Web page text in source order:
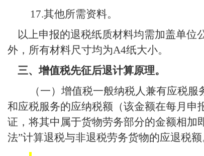
17.其他所需资料。
以上申报的退税纸质材料均需加盖单
外，所有材料尺寸均为A4纸大小。
三、增值税先征后退计算原理。
（一）增值税一般纳税人兼有应税
和应税服务的应纳税额（该金额在每月
证，将其中属于货物劳务部分的金额相加
法”计算退税与非退税劳务货物的应退税额